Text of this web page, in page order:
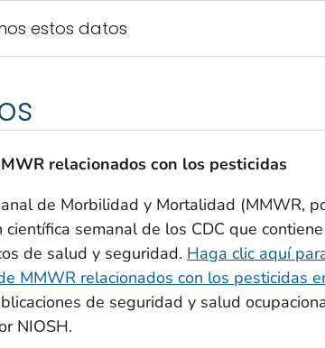
estos datos
relacionados con los pesticidas
de Morbilidad y Mortalidad (MMWR,
científica semanal de los CDC que
de salud y seguridad. Haga clic aquí
MMWR relacionados con los pesticidas
de seguridad y salud
NIOSH.